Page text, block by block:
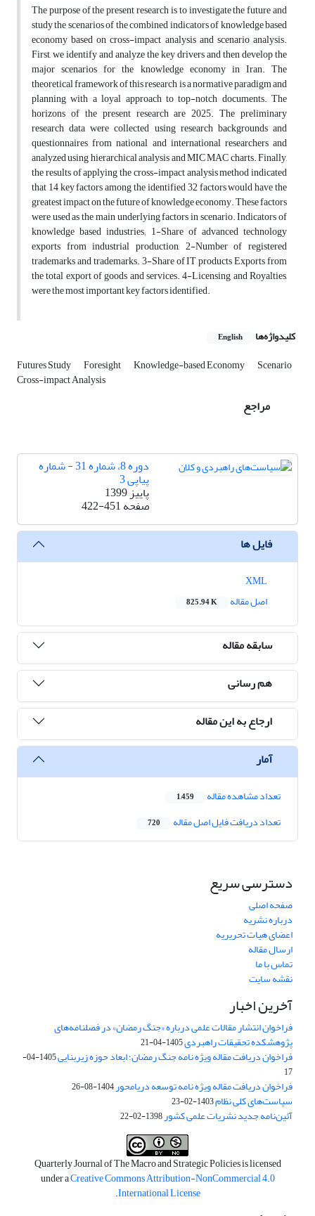
The purpose of the present research is to investigate the future and
study the scenarios of the combined indicators of knowledge based
economy based on cross-impact analysis and scenario analysis.
First, we identify and analyze the key drivers and then develop the
major scenarios for the knowledge economy in Iran. The
theoretical framework of this research is a normative paradigm and
planning with a loyal approach to top-notch documents. The
horizons of the present research are 2025. The preliminary
research data were collected using research backgrounds and
questionnaires from national and international researchers and
analyzed using hierarchical analysis and MIC MAC charts. Finally,
the results of applying the cross-impact analysis method indicated
that 14 key factors among the identified 32 factors would have the
greatest impact on the future of knowledge economy. These factors
were used as the main underlying factors in scenario. Indicators of
knowledge based industries; 1-Share of advanced technology
exports from industrial production, 2-Number of registered
trademarks and trademarks. 3-Share of IT products Exports from
the total export of goods and services. 4-Licensing and Royalties,
were the most important key factors identified.
کلیدواژه‌ها English
Futures Study Foresight Knowledge-based Economy Scenario
Cross-impact Analysis
مراجع
دوره 8، شماره 31 - شماره
پیاپی 3
پاییز 1399
صفحه422-451
فایل ها
اصل مقاله
825.94 K
سابقه مقاله
هم رسانی
ارجاع به این مقاله
آمار
تعداد مشاهده مقاله 1,459
تعداد دریافت فایل اصل مقاله 720
دسترسی سریع
صفحه اصلی
درباره نشریه
اعضای هیات تحریریه
ارسال مقاله
تماس با ما
نقشه سایت
آخرین اخبار
فراخوان انتشار مقالات علمی درباره «جنگ رمضان» در فصلنامه‌های
پژوهشکده تحقیقات راهبردی1405-04-21
فراخوان دریافت مقاله ویژه نامه جنگ رمضان؛ ابعاد حوزه زیربنایی
1405-04-
17
فراخوان دریافت مقاله ویژه نامه توسعه دریامحور1404-08-26
سیاست‌های کلی نظام1403-02-23
آئین‌نامه جدید نشریات علمی کشور1398-02-22
Quarterly Journal of The Macro and Strategic Policies is licensed
under aCreative Commons Attribution-NonCommercial 4.0
International License
.